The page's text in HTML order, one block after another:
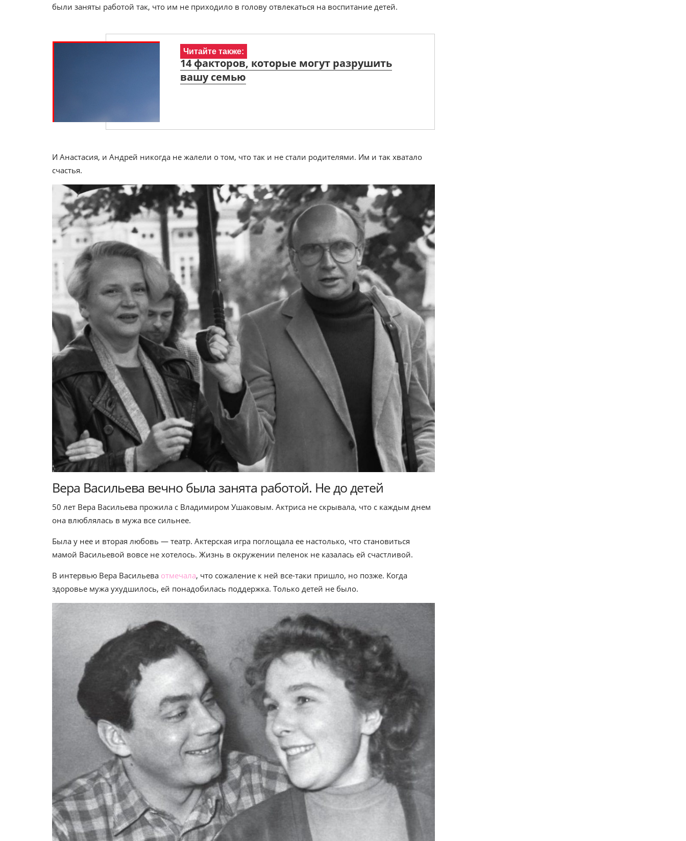
были заняты работой так, что им не приходило в голову отвлекаться на воспитание детей.
Читайте также:
14 факторов, которые могут разрушить
вашу семью
И Анастасия, и Андрей никогда не жалели о том, что так и не стали родителями. Им и так хватало
счастья.
Вера Васильева вечно была занята работой. Не до детей
50 лет Вера Васильева прожила с Владимиром Ушаковым. Актриса не скрывала, что с каждым днем
она влюблялась в мужа все сильнее.
Была у нее и вторая любовь — театр. Актерская игра поглощала ее настолько, что становиться
мамой Васильевой вовсе не хотелось. Жизнь в окружении пеленок не казалась ей счастливой.
В интервью Вера Васильева отмечала, что сожаление к ней все-таки пришло, но позже. Когда
здоровье мужа ухудшилось, ей понадобилась поддержка. Только детей не было.